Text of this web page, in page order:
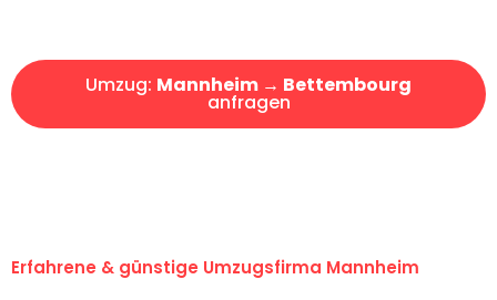
Umzug: Mannheim → Bettembourg
anfragen
Erfahrene & günstige Umzugsfirma Mannheim